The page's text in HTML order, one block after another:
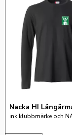
Nacka HI
ink klubbmärke och